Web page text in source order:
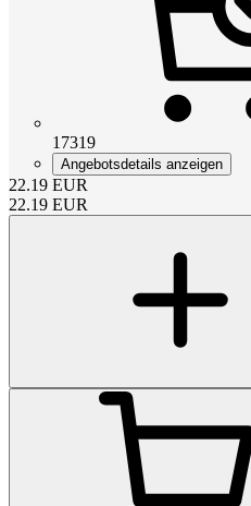
17319
Angebotsdetails anzeigen
22.19 EUR
22.19 EUR